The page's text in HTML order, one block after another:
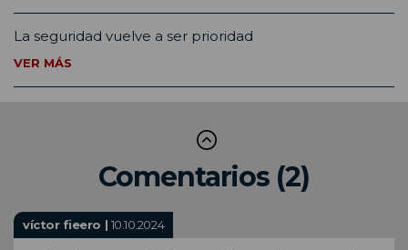
La seguridad vuelve a ser prioridad
VER MÁS
Comentarios (2)
víctor fieero | 10.10.2024